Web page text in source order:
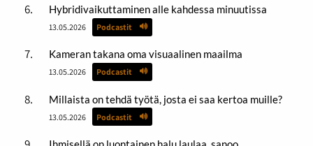
Hybridivaikuttaminen alle kahdessa minuutissa
13.05.2026 Podcastit
Kameran takana oma visuaalinen maailma
13.05.2026 Podcastit
Millaista on tehdä työtä, josta ei saa kertoa muille?
13.05.2026 Podcastit